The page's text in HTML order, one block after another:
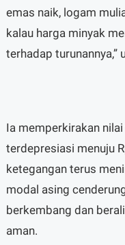
emas naik, logam
kalau harga minyak
terhadap turunannya,”
Ia memperkirakan
terdepresiasi menuju
ketegangan terus
modal asing
berkembang dan
aman.